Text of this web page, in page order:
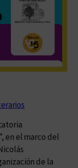
en el marco del
de la